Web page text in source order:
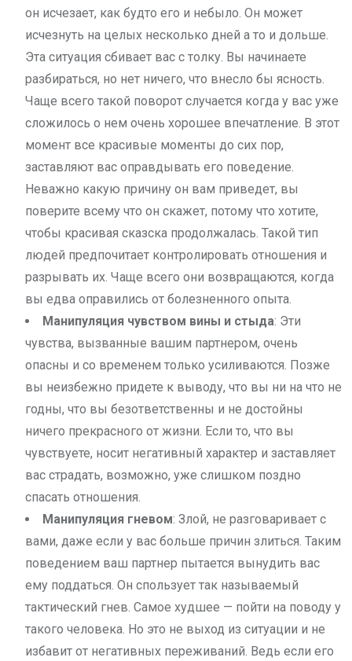
он исчезает, как будто его и небыло. Он может
исчезнуть на целых несколько дней а то и дольше.
Эта ситуация сбивает вас с толку. Вы начинаете
разбираться, но нет ничего, что внесло бы ясность.
Чаще всего такой поворот случается когда у вас уже
сложилось о нем очень хорошее впечатление. В этот
момент все красивые моменты до сих пор,
заставляют вас оправдывать его поведение.
Неважно какую причину он вам приведет, вы
поверите всему что он скажет, потому что хотите,
чтобы красивая сказска продолжалась. Такой тип
людей предпочитает контролировать отношения и
разрывать их. Чаще всего они возвращаются, когда
вы едва оправились от болезненного опыта.
Манипуляция чувством вины и стыда: Эти
чувства, вызванные вашим партнером, очень
опасны и со временем только усиливаются. Позже
вы неизбежно придете к выводу, что вы ни на что не
годны, что вы безответственны и не достойны
ничего прекрасного от жизни. Если то, что вы
чувствуете, носит негативный характер и заставляет
вас страдать, возможно, уже слишком поздно
спасать отношения.
Манипуляция гневом: Злой, не разговаривает с
вами, даже если у вас больше причин злиться. Таким
поведением ваш партнер пытается вынудить вас
ему поддаться. Он спользует так называемый
тактический гнев. Самое худшее — пойти на поводу у
такого человека. Но это не выход из ситуации и не
избавит от негативных переживаний. Ведь если его